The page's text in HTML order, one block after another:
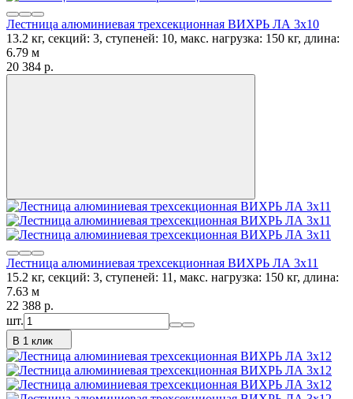
Лестница алюминиевая трехсекционная ВИХРЬ ЛА 3х10
13.2 кг, секций: 3, ступеней: 10, макс. нагрузка: 150 кг, длина:
6.79 м
20 384 p.
Лестница алюминиевая трехсекционная ВИХРЬ ЛА 3х11
15.2 кг, секций: 3, ступеней: 11, макс. нагрузка: 150 кг, длина:
7.63 м
22 388 p.
шт.
В 1 клик